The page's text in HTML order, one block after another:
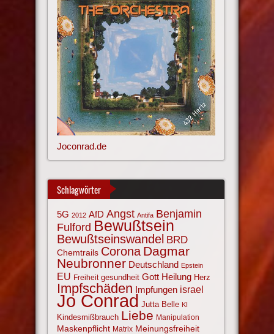
Joconrad.de
Schlagwörter
5G 2012 AfD Angst Antifa Benjamin
Fulford Bewußtsein
Bewußtseinswandel BRD
Chemtrails Corona Dagmar
Neubronner Deutschland Epstein
EU Freiheit gesundheit Gott Heilung Herz
Impfschäden Impfungen israel
Jo Conrad Jutta Belle KI
Kindesmißbrauch Liebe Manipulation
Maskenpflicht Matrix Meinungsfreiheit